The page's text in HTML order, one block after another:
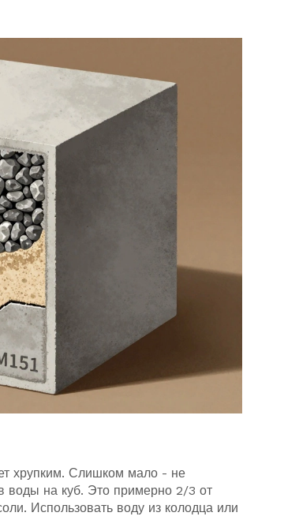
хрупким. Слишком мало - не
воды на куб. Это примерно 2/3 от
Использовать воду из колодца или